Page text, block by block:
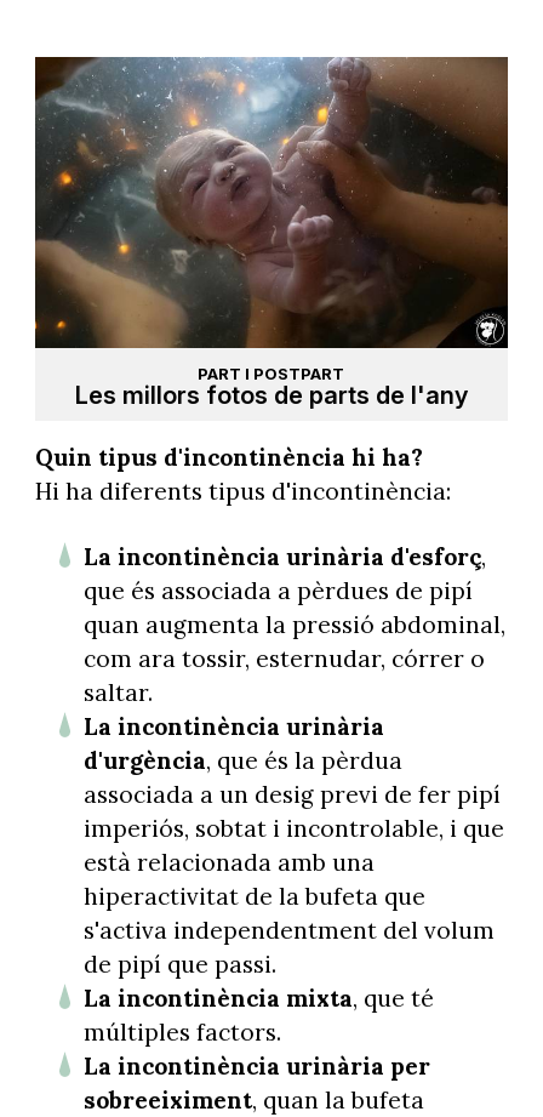
PART I POSTPART
Les millors fotos de parts de l'any
Quin tipus d'incontinència hi ha?
Hi ha diferents tipus d'incontinència:
La incontinència urinària d'esforç,
que és associada a pèrdues de pipí
quan augmenta la pressió abdominal,
com ara tossir, esternudar, córrer o
saltar.
La incontinència urinària
d'urgència, que és la pèrdua
associada a un desig previ de fer pipí
imperiós, sobtat i incontrolable, i que
està relacionada amb una
hiperactivitat de la bufeta que
s'activa independentment del volum
de pipí que passi.
La incontinència mixta, que té
múltiples factors.
La incontinència urinària per
sobreeiximent, quan la bufeta